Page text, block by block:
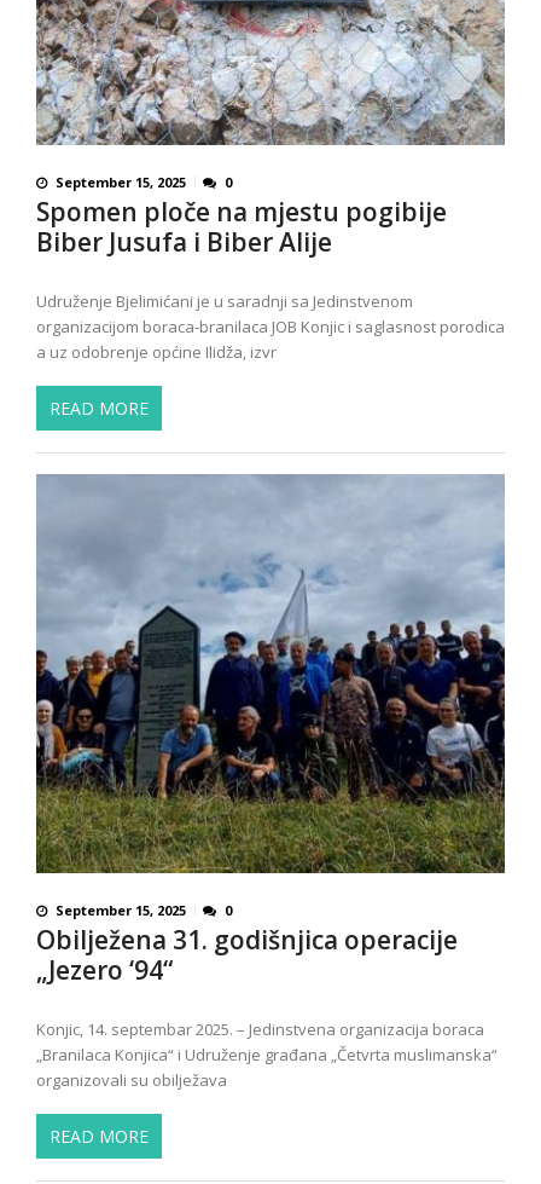
September 15, 2025 0
Spomen ploče na mjestu pogibije
Biber Jusufa i Biber Alije
Udruženje Bjelimićani je u saradnji sa Jedinstvenom
organizacijom boraca-branilaca JOB Konjic i saglasnost porodica
a uz odobrenje općine Ilidža, izvr
READ MORE
September 15, 2025 0
Obilježena 31. godišnjica operacije
„Jezero ‘94“
Konjic, 14. septembar 2025. – Jedinstvena organizacija boraca
„Branilaca Konjica“ i Udruženje građana „Četvrta muslimanska“
organizovali su obilježava
READ MORE